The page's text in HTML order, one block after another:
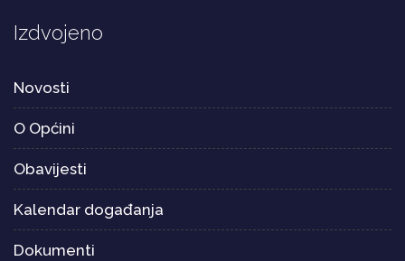
Izdvojeno
Novosti
O Općini
Obavijesti
Kalendar događanja
Dokumenti